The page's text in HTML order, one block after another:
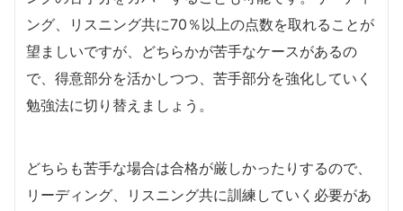
ング、リスニング共に70％以上の点数を取れることが
望ましいですが、どちらかが苦手なケースがあるの
で、得意部分を活かしつつ、苦手部分を強化していく
勉強法に切り替えましょう。
どちらも苦手な場合は合格が厳しかったりするので、
リーディング、リスニング共に訓練していく必要があ